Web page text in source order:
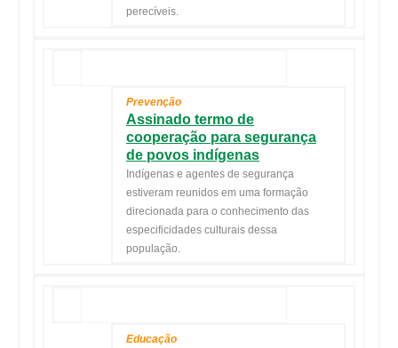
perecíveis.
Prevenção
Assinado termo de
cooperação para segurança
de povos indígenas
Indígenas e agentes de segurança
estiveram reunidos em uma formação
direcionada para o conhecimento das
especificidades culturais dessa
população.
Educação